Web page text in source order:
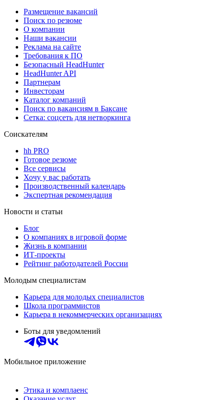
Размещение вакансий
Поиск по резюме
О компании
Наши вакансии
Реклама на сайте
Требования к ПО
Безопасный HeadHunter
HeadHunter API
Партнерам
Инвесторам
Каталог компаний
Поиск по вакансиям в Баксане
Сетка: соцсеть для нетворкинга
Соискателям
hh PRO
Готовое резюме
Все сервисы
Хочу у вас работать
Производственный календарь
Экспертная рекомендация
Новости и статьи
Блог
О компаниях в игровой форме
Жизнь в компании
ИТ-проекты
Рейтинг работодателей России
Молодым специалистам
Карьера для молодых специалистов
Школа программистов
Карьера в некоммерческих организациях
Боты для уведомлений
Мобильное приложение
Этика и комплаенс